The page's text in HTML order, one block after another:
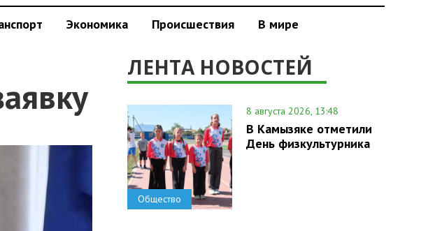
Экономика Происшествия В мире
ЛЕНТА НОВОСТЕЙ
Общество
8 августа 2026, 13:48
В Камызяке отметили
День физкультурника